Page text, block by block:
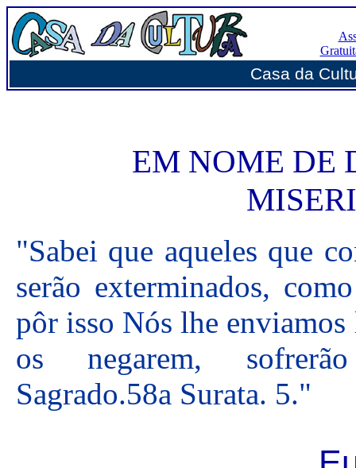
Casa da
EM NOME DE
"Sabei que aqueles que
serão exterminados,
pôr isso Nós lhe
os negarem,
Sagrado.58a Surata. 5."